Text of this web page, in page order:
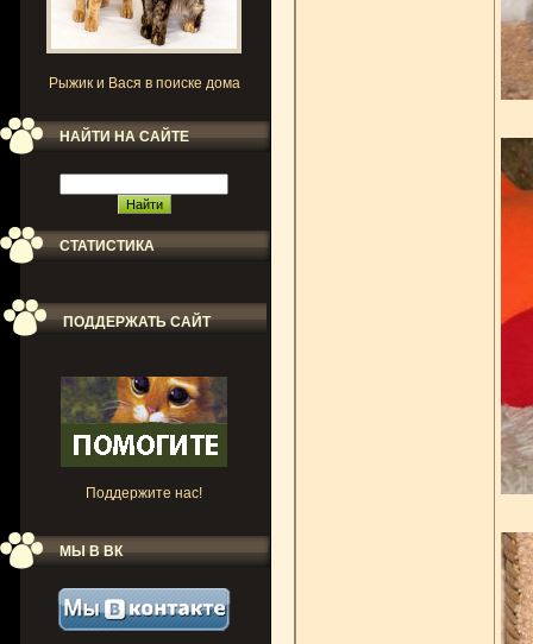
Рыжик и Вася в поиске дома
НАЙТИ НА САЙТЕ
СТАТИСТИКА
ПОДДЕРЖАТЬ САЙТ
Поддержите нас!
МЫ В ВК